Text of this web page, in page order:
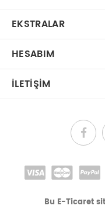
EKSTRALAR
HESABIM
İLETIŞIM
Bu E-Ticaret